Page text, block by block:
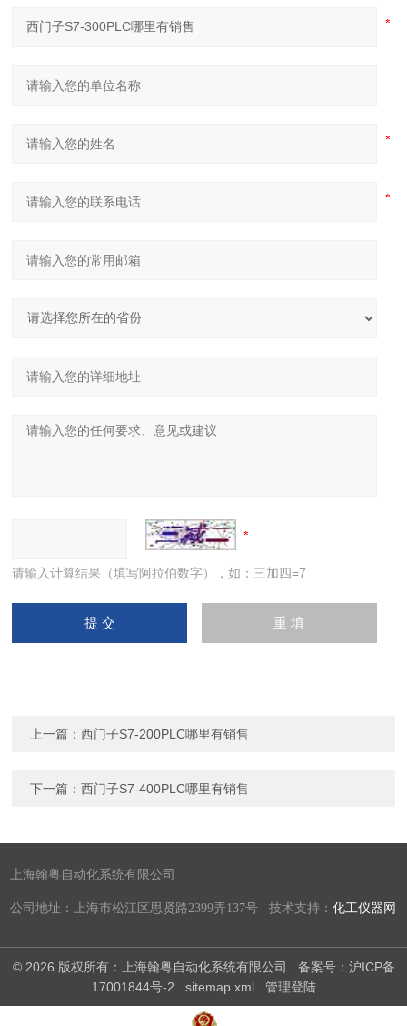
请输入计算结果（填写阿拉伯数字），如：三加四=7
上一篇：西门子S7-200PLC哪里有销售
下一篇：西门子S7-400PLC哪里有销售
上海翰粤自动化系统有限公司
公司地址：上海市松江区思贤路2399弄137号 技术支持：化工仪器网
© 2026 版权所有：上海翰粤自动化系统有限公司 备案号：沪ICP备
17001844号-2
sitemap.xml 管理登陆